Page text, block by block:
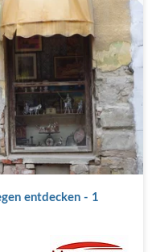
entdecken - 1